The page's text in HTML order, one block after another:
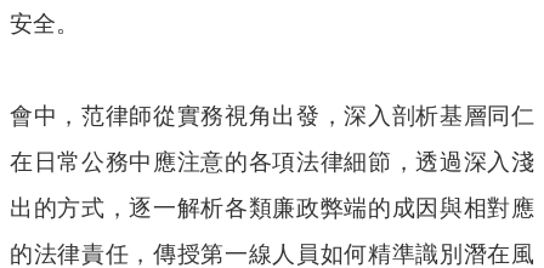
生
專
區
姊
妹
安全。
會中，范律師從實務視角出發，深入剖析基層同仁
在日常公務中應注意的各項法律細節，透過深入淺
出的方式，逐一解析各類廉政弊端的成因與相對應
的法律責任，傳授第一線人員如何精準識別潛在風